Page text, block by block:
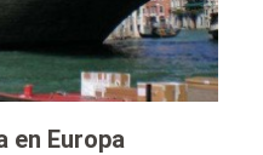
en Europa